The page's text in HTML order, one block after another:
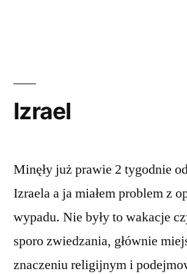
Izrael
Minęły już prawie 2 tygodnie
Izraela a ja miałem problem z
wypadu. Nie były to wakacje
sporo zwiedzania, głównie
znaczeniu religijnym i